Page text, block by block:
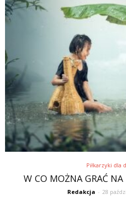
Piłkarzyki dla
W CO MOŻNA GRAĆ NA
Redakcja - 28